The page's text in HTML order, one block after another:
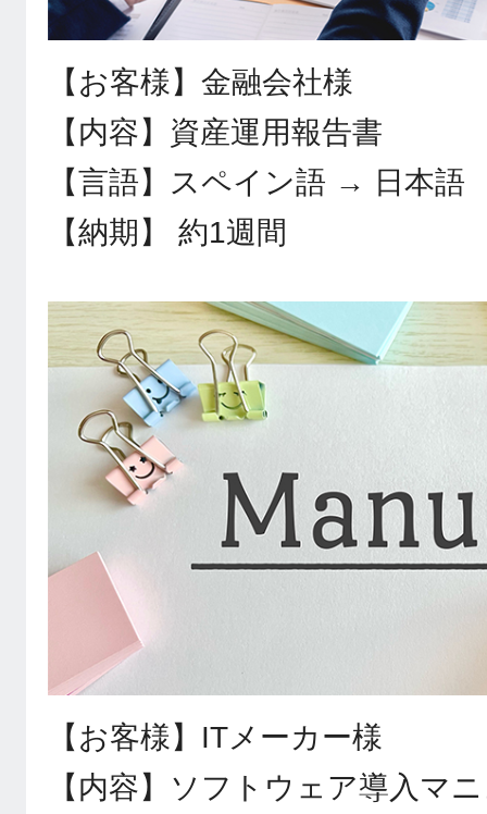
【お客様】金融会社様
【内容】資産運用報告書
【言語】スペイン語 → 日本語
【納期】 約1週間
【お客様】ITメーカー様
【内容】ソフトウェア導入マ